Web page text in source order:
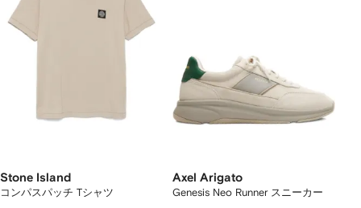
Stone Island
コンパスパッチ Tシャツ
Axel Arigato
Genesis Neo Runner スニーカー